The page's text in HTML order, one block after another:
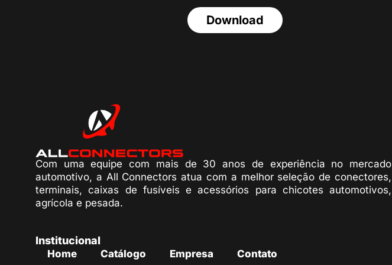
Download
Com uma equipe com mais de 30 anos de experiência no mercado
automotivo, a All Connectors atua com a melhor seleção de conectores,
terminais, caixas de fusíveis e acessórios para chicotes automotivos,
agrícola e pesada.
Institucional
Home Catálogo Empresa Contato